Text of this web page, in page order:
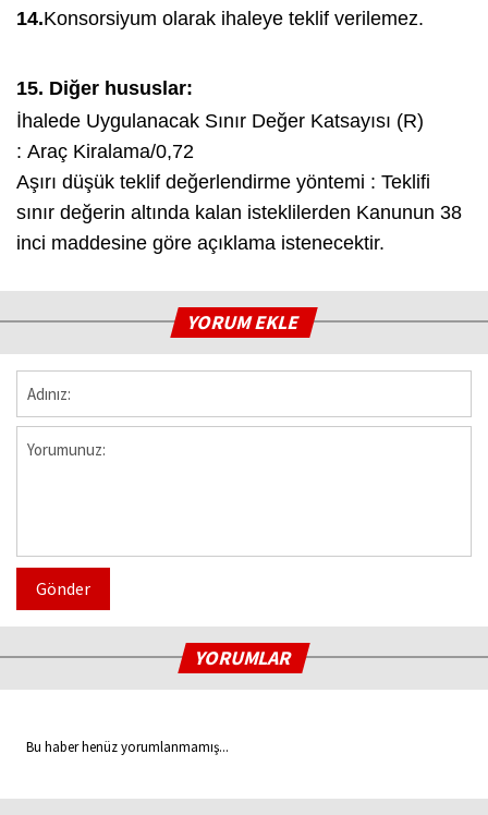
14.Konsorsiyum olarak ihaleye teklif verilemez.
15. Diğer hususlar:
İhalede Uygulanacak Sınır Değer Katsayısı (R)
: Araç Kiralama/0,72
Aşırı düşük teklif değerlendirme yöntemi : Teklifi
sınır değerin altında kalan isteklilerden Kanunun 38
inci maddesine göre açıklama istenecektir.
YORUM EKLE
Gönder
YORUMLAR
Bu haber henüz yorumlanmamış...